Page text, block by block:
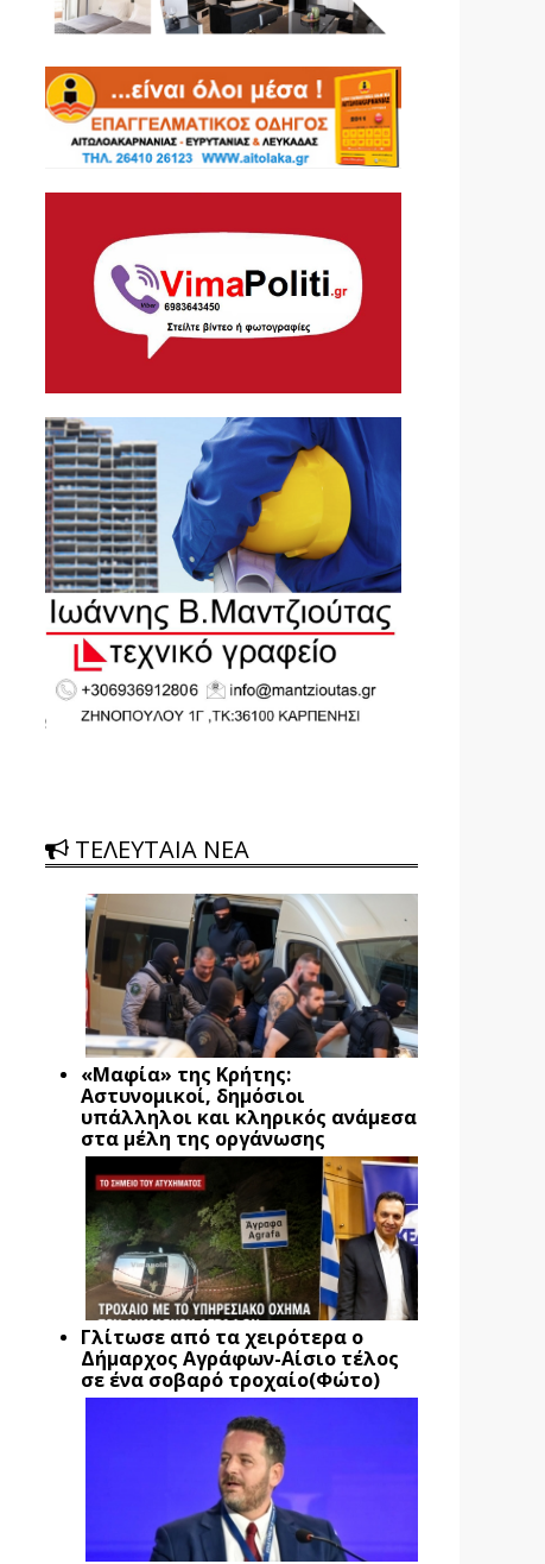
ΤΕΛΕΥΤΑΙΑ ΝΕΑ
«Μαφία» της Κρήτης:
Αστυνομικοί, δημόσιοι
υπάλληλοι και κληρικός ανάμεσα
στα μέλη της οργάνωσης
Γλίτωσε από τα χειρότερα ο
Δήμαρχος Αγράφων-Αίσιο τέλος
σε ένα σοβαρό τροχαίο(Φώτο)